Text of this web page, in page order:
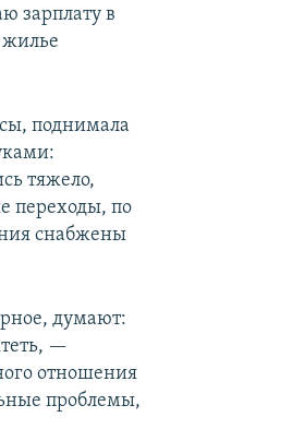
зарплату в
жилье
поднимала
тяжело,
переходы, по
снабжены
думают:
—
отношения
проблемы,